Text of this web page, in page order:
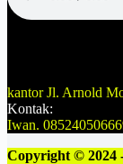
kantor Jl. Arnold
Kontak:
Iwan.
Copyright © 2024